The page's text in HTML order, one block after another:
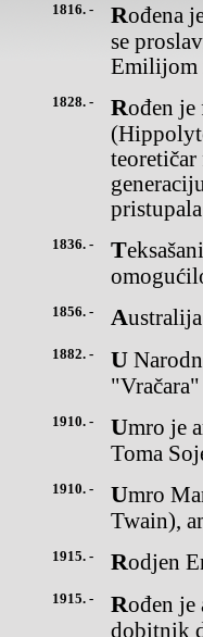
1816. - Rođena je engleska književnica irskog porekla Šarlota Bronte, koja
se
Emilijom
1828. - Rođen je francuski teoretičar umetnosti i filozof IpolitTen
1836. - Teksašani su porazili Meksikance u bici kod San Hasinta, što je
1856. -
1882. - U Narodnom pozorištu u Beogradu izvedena je prva srpska opereta
1910. - Umro je američki pisac Mark Tven, poznat poromanima "Doživljaji
Toma
1910. - Umro Mark Tven, pravo ime Samuel Clemens (poznat kao Mark
Twain),
1915. - Rodjen
1915. - Rođen je američki filmski glumac meksičkog porekla Entoni Kvin,
dobitnik